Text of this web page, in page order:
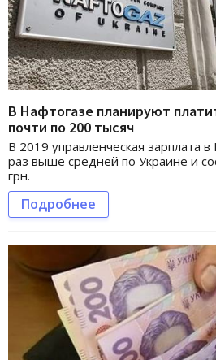
В Нафтогазе планируют
почти по 200 тысяч
В 2019 управленческая зарплата
раз выше средней по Украине и
грн.
Подробнее